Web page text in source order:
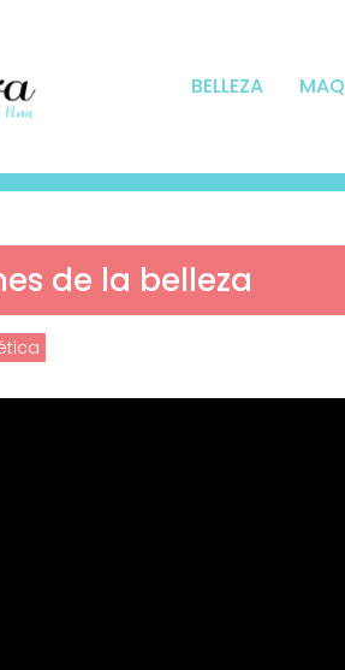
BELLEZA
de la belleza